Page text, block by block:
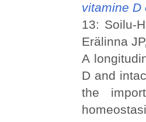
vitamine D
13: Soilu-
Erälinna
A
D and
the